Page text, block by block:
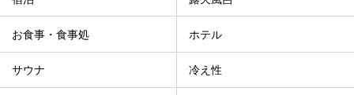
お食事・食事処 ホテル
サウナ 冷え性